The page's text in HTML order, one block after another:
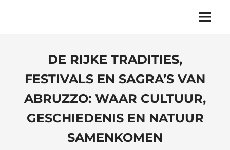
content
imprescindibile,
anche
Menu
DE RIJKE TRADITIES,
FESTIVALS EN SAGRA’S VAN
ABRUZZO: WAAR CULTUUR,
GESCHIEDENIS EN NATUUR
SAMENKOMEN